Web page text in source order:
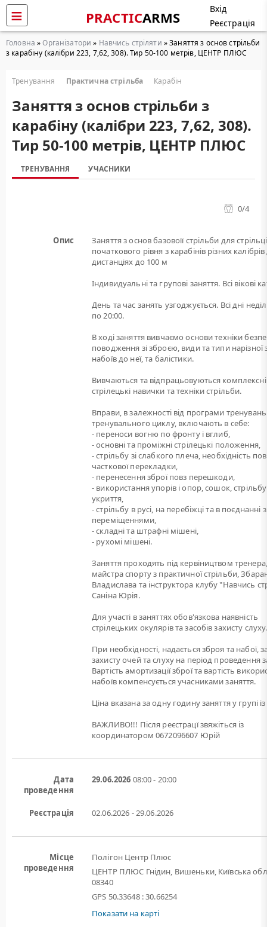
PRACTICARMS
Вхід
Реєстрація
Головна »Організатори » Навчись стріляти » Заняття з основ стрільби
з карабіну (калібри 223, 7,62, 308). Тир 50-100 метрів, ЦЕНТР ПЛЮС
Тренування Практична стрільба Карабін
Заняття з основ стрільби з
карабіну (калібри 223, 7,62, 308).
Тир 50-100 метрів, ЦЕНТР ПЛЮС
ТРЕНУВАННЯ УЧАСНИКИ
0/4
Опис
Заняття з основ базовоїї стрільби для
початкового рівня з карабінів різних
дистанціях до 100 м
Індивидуальні та групові заняття. Всі вікові
День та час занять узгоджується. Всі дні
по 20:00.
В ході заняття вивчаємо основи техніки
поводження зі зброєю, види та типи нарізної
набоїв до неї, та балістики.
Вивчаються та відпрацьовуються комплексні
стрілецькі навички та техніки стрільби.
Вправи, в залежності від програми
тренувального циклу, включають в себе:
- переноси вогню по фронту і вглиб,
- основні та проміжні стрілецькі положення,
- стрільбу зі слабкого плеча, необхідність
часткової перекладки,
- перенесення зброї повз перешкоди,
- використання упорів і опор, сошок,
укриття,
- стрільбу в русі, на перебіжці та в поєднанні з
переміщеннями,
- складні та штрафні мішені,
- рухомі мішені.
Заняття проходять під кервіництвом
майстра спорту з практичної стрільби,
Владислава та інструктора клубу "Навчись
Саніна Юрія.
Для участі в заняттях обов'язкова наявність
стрілецьких окулярів та засобів захисту слуху.
При необхідності, надається зброя та набої,
захисту очей та слуху на період проведення
Вартість амортизації зброї та вартість
набоїв компенсується учасниками заняття.
Ціна вказана за одну годину заняття у групі із
ВАЖЛИВО!!! Після реєстрацї звяжіться із
координатором 0672096607 Юрій
Дата
проведення
29.06.2026 08:00 - 20:00
Реєстрація 02.06.2026 - 29.06.2026
Місце
проведення
Полігон Центр Плюс
ЦЕНТР ПЛЮС Гнідин, Вишеньки, Київська
08340
GPS 50.33648 : 30.66254
Показати на карті